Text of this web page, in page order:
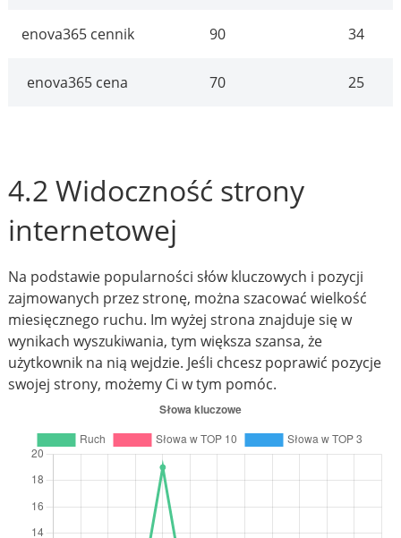
enova365 cennik 90 34
enova365 cena 70 25
4.2 Widoczność strony
internetowej
Na podstawie popularności słów kluczowych i pozycji
zajmowanych przez stronę, można szacować wielkość
miesięcznego ruchu. Im wyżej strona znajduje się w
wynikach wyszukiwania, tym większa szansa, że
użytkownik na nią wejdzie. Jeśli chcesz poprawić pozycje
swojej strony, możemy Ci w tym pomóc.